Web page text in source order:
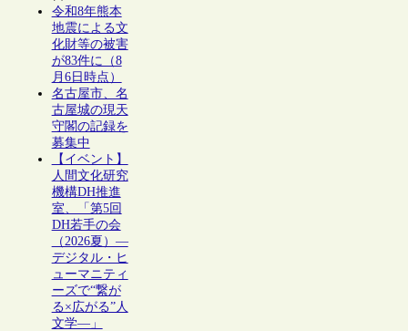
令和8年熊本
地震による文
化財等の被害
が83件に（8
月6日時点）
名古屋市、名
古屋城の現天
守閣の記録を
募集中
【イベント】
人間文化研究
機構DH推進
室、「第5回
DH若手の会
（2026夏）―
デジタル・ヒ
ューマニティ
ーズで“繋が
る×広がる”人
文学―」